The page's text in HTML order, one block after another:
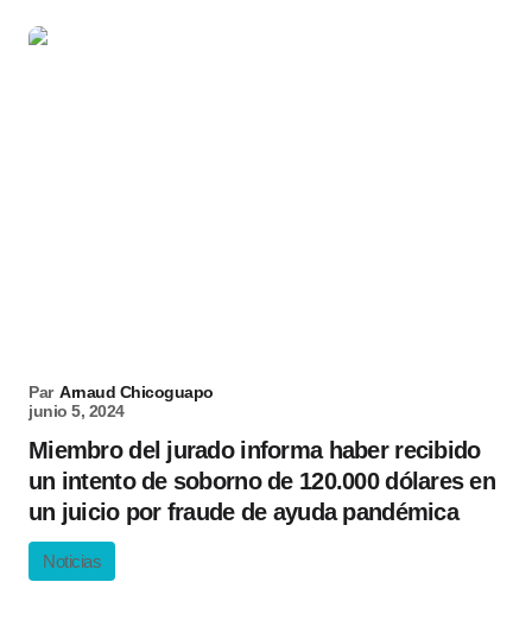
Par Arnaud Chicoguapo
junio 5, 2024
Miembro del jurado informa haber recibido
un intento de soborno de 120.000 dólares en
un juicio por fraude de ayuda pandémica
Noticias